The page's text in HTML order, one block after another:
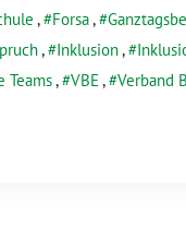
, Forsa,
, Inklusion,
Teams, VBE , Verband